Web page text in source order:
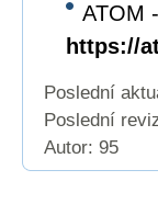
ATOM
https://
Poslední
Poslední
Autor: 95